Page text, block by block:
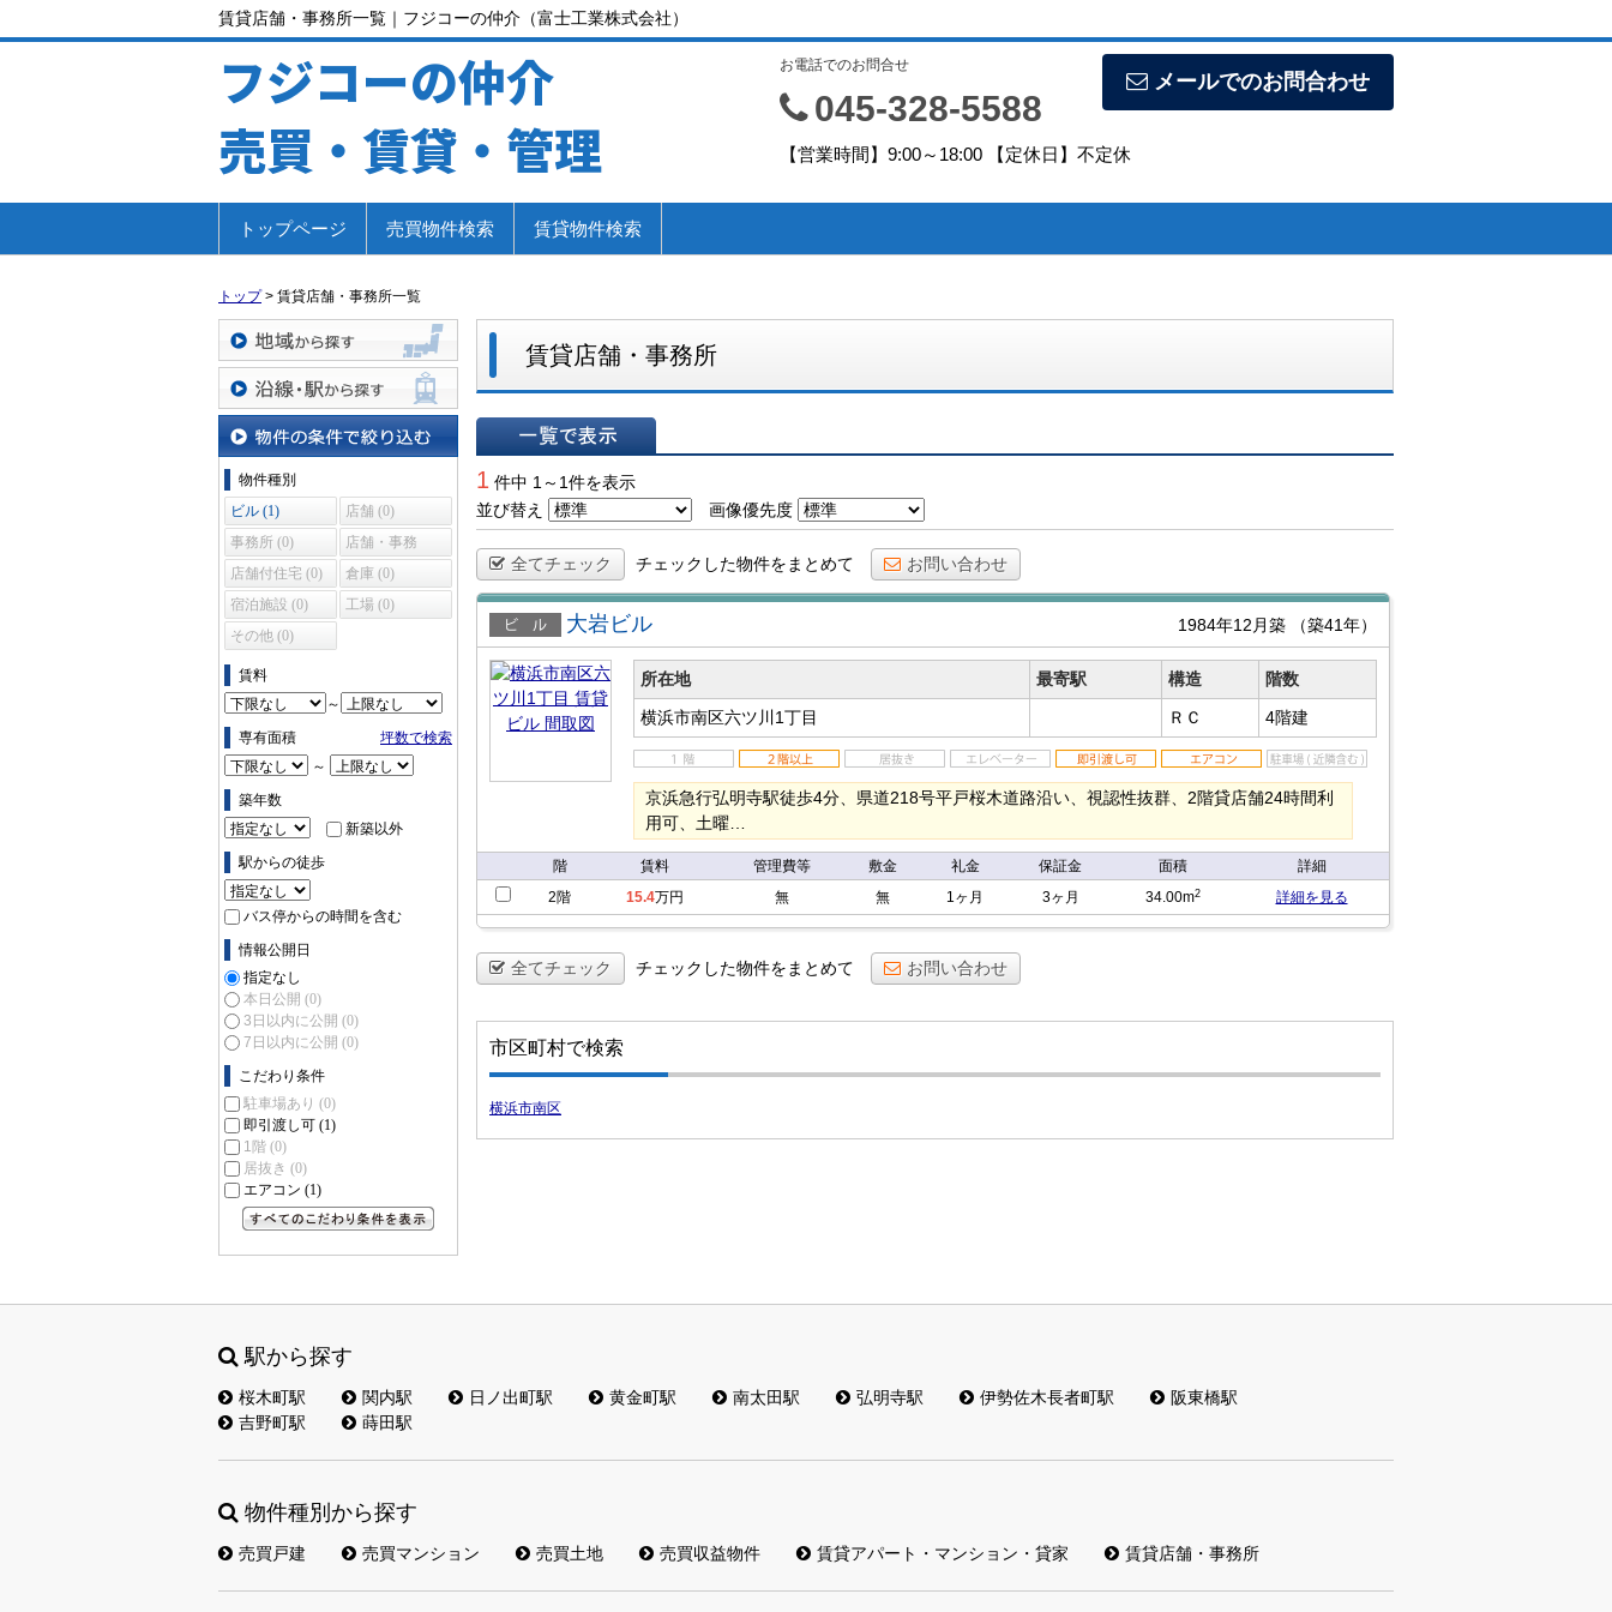
賃貸店舗・事務所一覧｜フジコーの仲介（富士工業株式会社）
フジコーの仲介
売買・賃貸・管理
メールでのお問合わせ
お電話でのお問合せ
045-328-5588
【営業時間】9:00～18:00 【定休日】不定休
トップページ 売買物件検索 賃貸物件検索
トップ> 賃貸店舗・事務所一覧
地域から探す
沿線・駅から探す
物件の条件で絞り込む
物件種別
ビル (1)
店舗 (0)
事務所 (0)
店舗・事務
所 (0)
店舗付住宅 (0)
倉庫 (0)
宿泊施設 (0)
工場 (0)
その他 (0)
賃料
～
専有面積
坪数で検索
～
築年数
新築以外
駅からの徒歩
バス停からの時間を含む
情報公開日
指定なし
本日公開 (0)
3日以内に公開 (0)
7日以内に公開 (0)
こだわり条件
駐車場あり (0)
即引渡し可 (1)
1階 (0)
居抜き (0)
エアコン (1)
賃貸店舗・事務所
1 件中 1～1件を表示
並び替え
画像優先度
全てチェック チェックした物件をまとめて お問い合わせ
賃貸ビル
大岩ビル 1984年12月築 （築41年）
所在地 最寄駅 構造
階数
横浜市南区六ツ川1丁目
ＲＣ 4階建
京浜急行弘明寺駅徒歩4分、県道218号平戸桜木道路沿い、視認性抜群、2階貸店舗24時間利
用可、土曜…
階 賃料 管理費等 敷金 礼金 保証金 面積
詳細
2階
15.4万円 無 無 1ヶ月 3ヶ月 34.00m2 詳細を見る
全てチェック チェックした物件をまとめて お問い合わせ
市区町村で検索
横浜市南区
駅から探す
桜木町駅 関内駅 日ノ出町駅 黄金町駅 南太田駅 弘明寺駅 伊勢佐木長者町駅
阪東橋駅
吉野町駅
蒔田駅
物件種別から探す
売買戸建 売買マンション 売買土地 売買収益物件 賃貸アパート・マンション・貸家 賃貸店舗・事務所